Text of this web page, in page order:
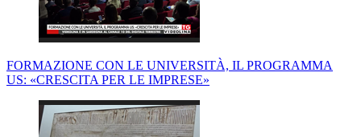
FORMAZIONE CON LE UNIVERSITÀ, IL PROGRAMMA
US: «CRESCITA PER LE IMPRESE»